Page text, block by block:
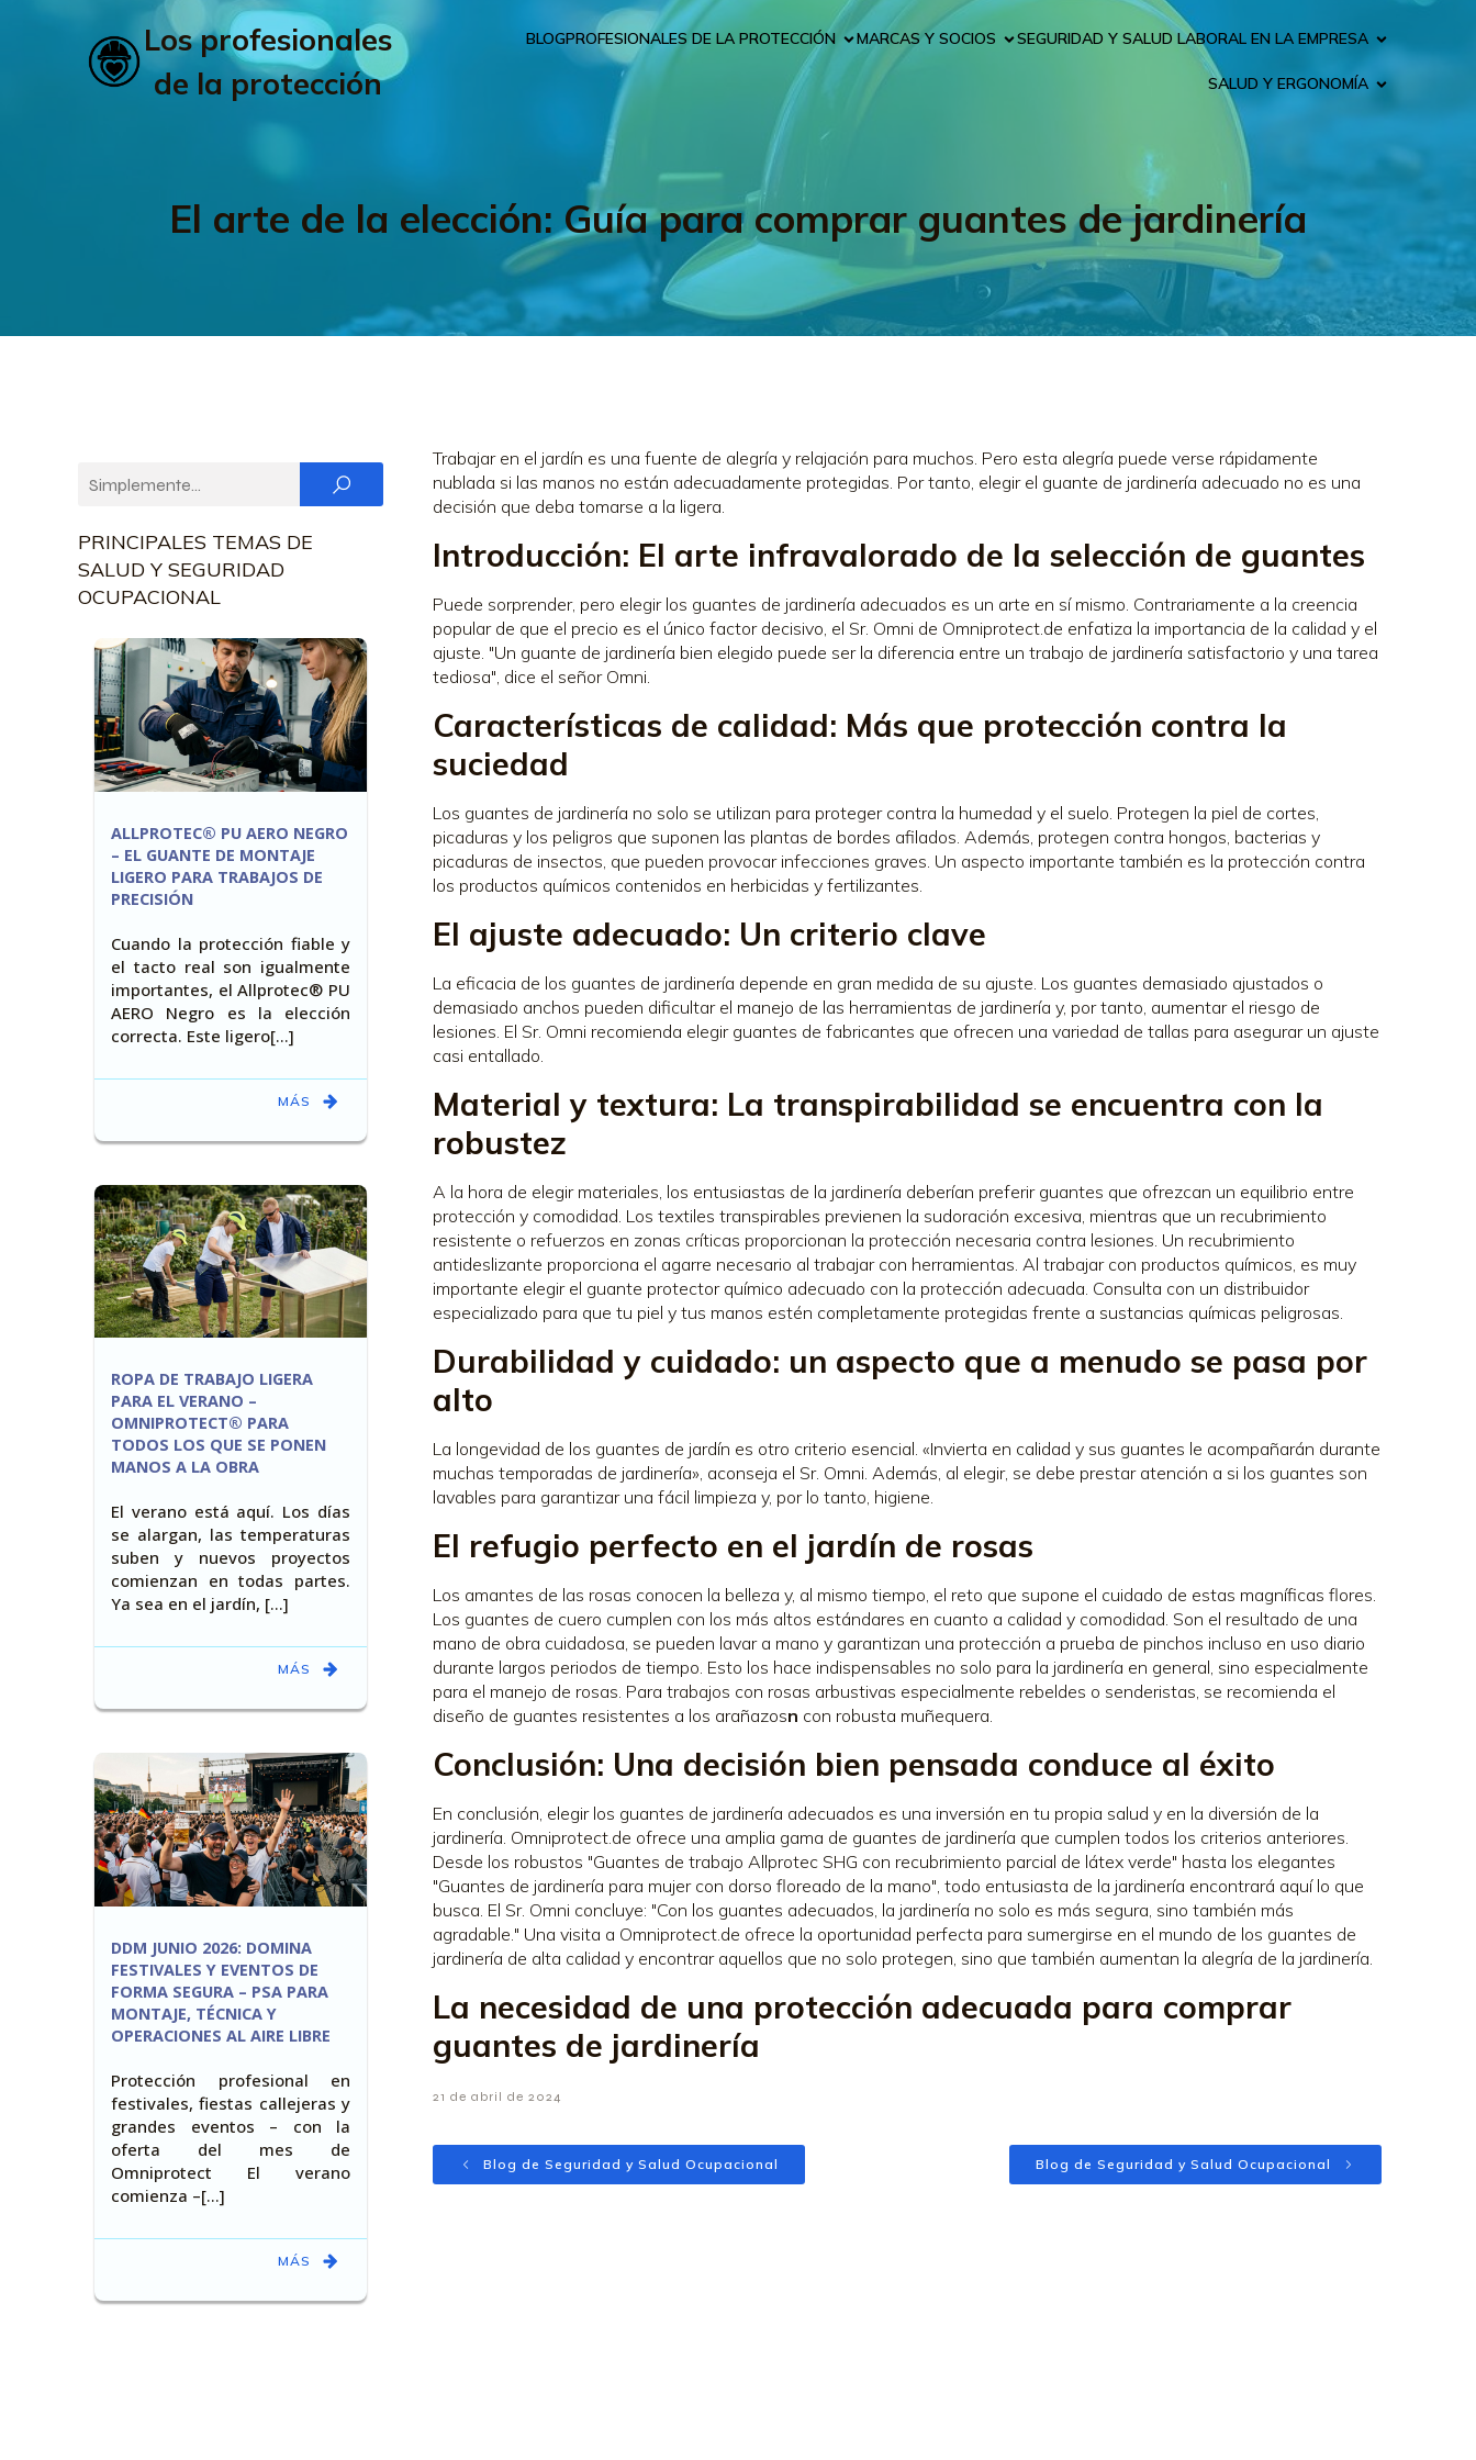
Los profesionales
de la protección
BLOGPROFESIONALES DE LA PROTECCIÓN MARCAS Y SOCIOS SEGURIDAD Y SALUD LABORAL EN LA EMPRESA
SALUD Y ERGONOMÍA
El arte de la elección: Guía para comprar guantes de jardinería
PRINCIPALES TEMAS DE
SALUD Y SEGURIDAD
OCUPACIONAL
ALLPROTEC® PU AERO NEGRO
– EL GUANTE DE MONTAJE
LIGERO PARA TRABAJOS DE
PRECISIÓN
Cuando la protección fiable y
el tacto real son igualmente
importantes, el Allprotec® PU
AERO Negro es la elección
correcta. Este ligero[…]
MÁS
ROPA DE TRABAJO LIGERA
PARA EL VERANO –
OMNIPROTECT® PARA
TODOS LOS QUE SE PONEN
MANOS A LA OBRA
El verano está aquí. Los días
se alargan, las temperaturas
suben y nuevos proyectos
comienzan en todas partes.
Ya sea en el jardín, [...]
MÁS
DDM JUNIO 2026: DOMINA
FESTIVALES Y EVENTOS DE
FORMA SEGURA – PSA PARA
MONTAJE, TÉCNICA Y
OPERACIONES AL AIRE LIBRE
Protección profesional en
festivales, fiestas callejeras y
grandes eventos – con la
oferta del mes de
Omniprotect El verano
comienza –[…]
MÁS
Trabajar en el jardín es una fuente de alegría y relajación para muchos. Pero esta alegría puede verse rápidamente
nublada si las manos no están adecuadamente protegidas. Por tanto, elegir el guante de jardinería adecuado no es una
decisión que deba tomarse a la ligera.
Introducción: El arte infravalorado de la selección de guantes
Puede sorprender, pero elegir los guantes de jardinería adecuados es un arte en sí mismo. Contrariamente a la creencia
popular de que el precio es el único factor decisivo, el Sr. Omni de Omniprotect.de enfatiza la importancia de la calidad y el
ajuste. "Un guante de jardinería bien elegido puede ser la diferencia entre un trabajo de jardinería satisfactorio y una tarea
tediosa", dice el señor Omni.
Características de calidad: Más que protección contra la
suciedad
Los guantes de jardinería no solo se utilizan para proteger contra la humedad y el suelo. Protegen la piel de cortes,
picaduras y los peligros que suponen las plantas de bordes afilados. Además, protegen contra hongos, bacterias y
picaduras de insectos, que pueden provocar infecciones graves. Un aspecto importante también es la protección contra
los productos químicos contenidos en herbicidas y fertilizantes.
El ajuste adecuado: Un criterio clave
La eficacia de los guantes de jardinería depende en gran medida de su ajuste. Los guantes demasiado ajustados o
demasiado anchos pueden dificultar el manejo de las herramientas de jardinería y, por tanto, aumentar el riesgo de
lesiones. El Sr. Omni recomienda elegir guantes de fabricantes que ofrecen una variedad de tallas para asegurar un ajuste
casi entallado.
Material y textura: La transpirabilidad se encuentra con la
robustez
A la hora de elegir materiales, los entusiastas de la jardinería deberían preferir guantes que ofrezcan un equilibrio entre
protección y comodidad. Los textiles transpirables previenen la sudoración excesiva, mientras que un recubrimiento
resistente o refuerzos en zonas críticas proporcionan la protección necesaria contra lesiones. Un recubrimiento
antideslizante proporciona el agarre necesario al trabajar con herramientas. Al trabajar con productos químicos, es muy
importante elegir el guante protector químico adecuado con la protección adecuada. Consulta con un distribuidor
especializado para que tu piel y tus manos estén completamente protegidas frente a sustancias químicas peligrosas.
Durabilidad y cuidado: un aspecto que a menudo se pasa por
alto
La longevidad de los guantes de jardín es otro criterio esencial. «Invierta en calidad y sus guantes le acompañarán durante
muchas temporadas de jardinería», aconseja el Sr. Omni. Además, al elegir, se debe prestar atención a si los guantes son
lavables para garantizar una fácil limpieza y, por lo tanto, higiene.
El refugio perfecto en el jardín de rosas
Los amantes de las rosas conocen la belleza y, al mismo tiempo, el reto que supone el cuidado de estas magníficas flores.
Los guantes de cuero cumplen con los más altos estándares en cuanto a calidad y comodidad. Son el resultado de una
mano de obra cuidadosa, se pueden lavar a mano y garantizan una protección a prueba de pinchos incluso en uso diario
durante largos periodos de tiempo. Esto los hace indispensables no solo para la jardinería en general, sino especialmente
para el manejo de rosas. Para trabajos con rosas arbustivas especialmente rebeldes o senderistas, se recomienda el
diseño de guantes resistentes a los arañazosn con robusta muñequera.
Conclusión: Una decisión bien pensada conduce al éxito
En conclusión, elegir los guantes de jardinería adecuados es una inversión en tu propia salud y en la diversión de la
jardinería. Omniprotect.de ofrece una amplia gama de guantes de jardinería que cumplen todos los criterios anteriores.
Desde los robustos "Guantes de trabajo Allprotec SHG con recubrimiento parcial de látex verde" hasta los elegantes
"Guantes de jardinería para mujer con dorso floreado de la mano", todo entusiasta de la jardinería encontrará aquí lo que
busca. El Sr. Omni concluye: "Con los guantes adecuados, la jardinería no solo es más segura, sino también más
agradable." Una visita a Omniprotect.de ofrece la oportunidad perfecta para sumergirse en el mundo de los guantes de
jardinería de alta calidad y encontrar aquellos que no solo protegen, sino que también aumentan la alegría de la jardinería.
La necesidad de una protección adecuada para comprar
guantes de jardinería
21 de abril de 2024
Blog de Seguridad y Salud Ocupacional Blog de Seguridad y Salud Ocupacional